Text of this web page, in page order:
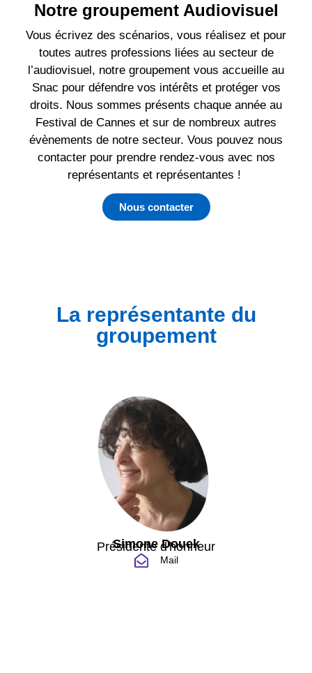
Notre groupement Audiovisuel
Vous écrivez des scénarios, vous réalisez et pour
toutes autres professions liées au secteur de
l’audiovisuel, notre groupement vous accueille au
Snac pour défendre vos intérêts et protéger vos
droits. Nous sommes présents chaque année au
Festival de Cannes et sur de nombreux autres
évènements de notre secteur. Vous pouvez nous
contacter pour prendre rendez-vous avec nos
représentants et représentantes !
Nous contacter
La représentante du
groupement
Simone Douek
Présidente d'honneur
Mail